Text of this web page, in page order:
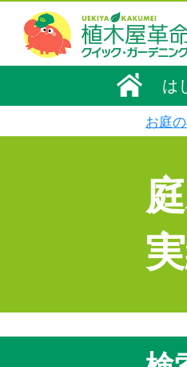
は
お庭